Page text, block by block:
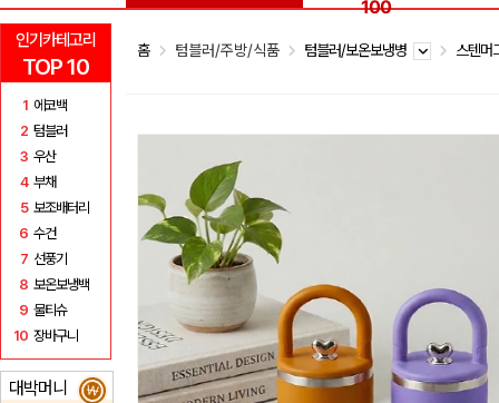
인기카테고리
TOP 10
1 에코백
2 텀블러
3 우산
4 부채
5 보조배터리
6 수건
7 선풍기
8 보온보냉백
9 물티슈
10 장바구니
대박머니 ₩
100
홈 텀블러/주방/식품 텀블러/보온보냉병 스텐머